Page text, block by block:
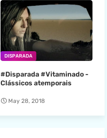
DISPARADA
#Disparada #Vitaminado -
Clássicos atemporais
May 28, 2018